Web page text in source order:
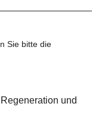
Sie bitte die
und